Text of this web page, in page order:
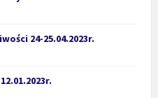
24-25.04.2023r.